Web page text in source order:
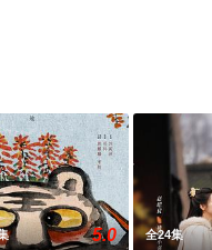
手机免费观看高清未
平台了解。
5.0 全24集